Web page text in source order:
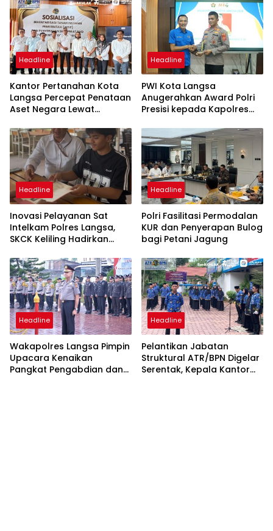
Headline
Kantor Pertanahan Kota
Langsa Percepat Penataan
Aset Negara Lewat
Headline
PWI Kota Langsa
Anugerahkan Award Polri
Presisi kepada Kapolres
Headline
Inovasi Pelayanan Sat
Intelkam Polres Langsa,
SKCK Keliling Hadirkan
Mudah dan Humanis
Headline
Polri Fasilitasi Permodalan
KUR dan Penyerapan Bulog
bagi Petani Jagung
Headline
Wakapolres Langsa Pimpin
Upacara Kenaikan
Pangkat Pengabdian dan
Headline
Pelantikan Jabatan
Struktural ATR/BPN Digelar
Serentak, Kepala Kantor